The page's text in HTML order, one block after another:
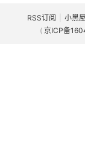
RSS订阅 小黑屋
( 京ICP备